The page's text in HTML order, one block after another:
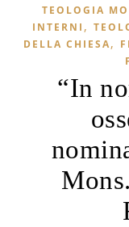
TEOLOGIA
INTERNI ,
DELLA CHIESA,
“In